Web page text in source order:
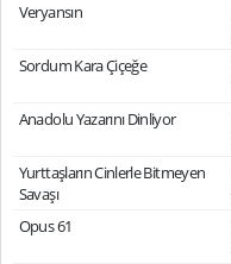
Veryansın
Sordum Kara Çiçeğe
Anadolu Yazarını Dinliyor
Yurttaşların Cinlerle Bitmeyen
Savaşı
Opus 61